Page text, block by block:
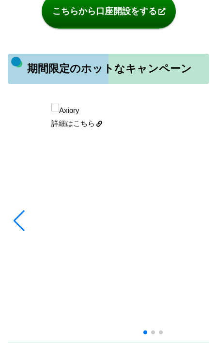
こちらから口座開設をする
期間限定のホットなキャンペーン
詳細はこちら